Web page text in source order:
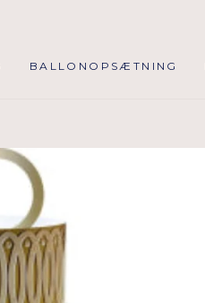
BALLONOPSÆTNING